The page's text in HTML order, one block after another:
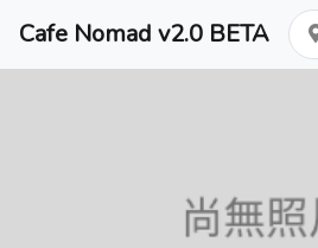
Cafe Nomad v2.0 BETA